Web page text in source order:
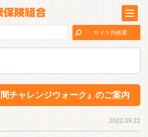
間チャレンジウォーク』のご案内
2022.09.22